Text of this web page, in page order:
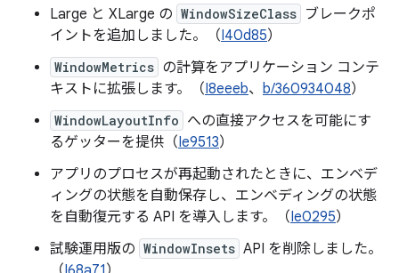
Large と XLarge の WindowSizeClass ブレークポ
イントを追加しました。（I40d85）
WindowMetrics の計算をアプリケーション コンテ
キストに拡張します。（I8eeeb、 b/360934048）
WindowLayoutInfo への直接アクセスを可能にす
るゲッターを提供（Ie9513）
アプリのプロセスが再起動されたときに、エンベデ
ィングの状態を自動保存し、エンベディングの状態
を自動復元する API を導入します。（Ie0295）
試験運用版の WindowInsets API を削除しました。